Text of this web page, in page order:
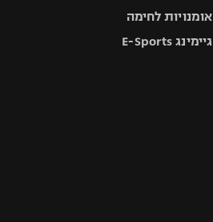
אומנויות לחימה
גיימינג E-Sports